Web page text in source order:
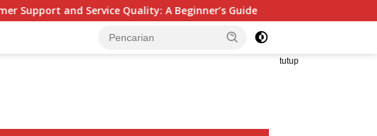
Quality: A Beginner’s Guide Gelar Audiensi, Jasa Raharja dan
tutup